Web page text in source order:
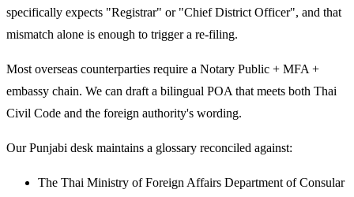
specifically expects "Registrar" or "Chief District Officer", and that
mismatch alone is enough to trigger a re-filing.
Most overseas counterparties require a Notary Public + MFA +
embassy chain. We can draft a bilingual POA that meets both Thai
Civil Code and the foreign authority's wording.
Our Punjabi desk maintains a glossary reconciled against:
The Thai Ministry of Foreign Affairs Department of Consular